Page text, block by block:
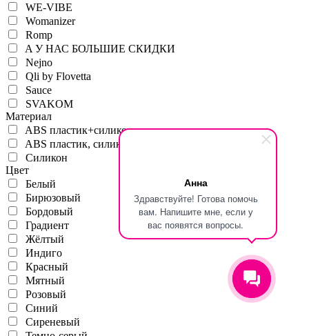
Анна
Здравствуйте! Готова помочь
вам. Напишите мне, если у
вас появятся вопросы.
WE-VIBE
Womanizer
Romp
A У НАС БОЛЬШИЕ СКИДКИ
Nejno
Qli by Flovetta
Sauce
SVAKOM
Материал
ABS пластик+силикон
ABS пластик, силикон
Силикон
Цвет
Белый
Бирюзовый
Бордовый
Градиент
Жёлтый
Индиго
Красный
Мятный
Розовый
Синий
Сиреневый